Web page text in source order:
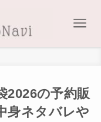
2026の予約販
身ネタバレや